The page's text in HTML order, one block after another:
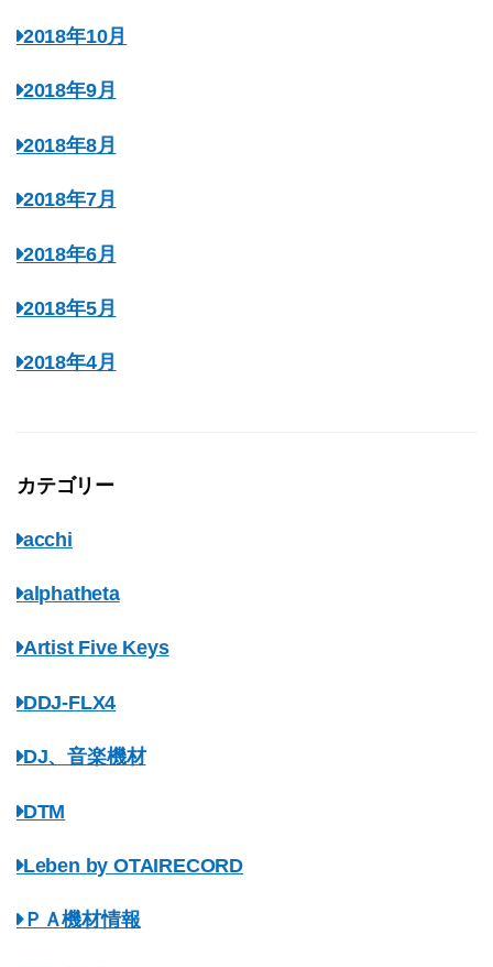
2018年10月
2018年9月
2018年8月
2018年7月
2018年6月
2018年5月
2018年4月
カテゴリー
acchi
alphatheta
Artist Five Keys
DDJ-FLX4
DJ、音楽機材
DTM
Leben by OTAIRECORD
ＰＡ機材情報